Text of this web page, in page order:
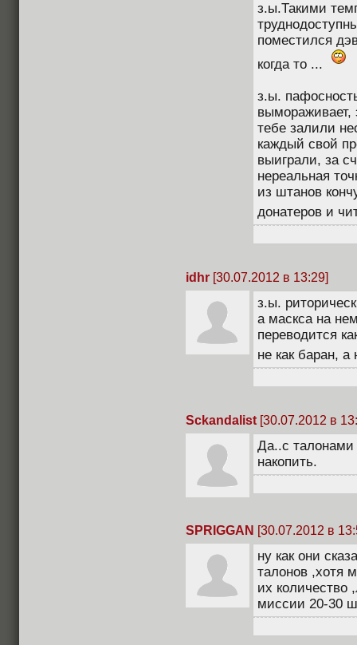
з.ы.Такими
поместился
когда то ...
з.ы.
вымораживает,
тебе залили
каждый свой
выиграли, за
нереальная
из штанов
донатеров и
idhr [30.07.2012 в 13:29]
з.ы.
а маскса на
переводится
не как баран,
Sckandalist [30.07.2012 в
Да..с
накопить.
SPRIGGAN [30.07.2012 в
ну как они
талонов ,хотя
их количество
миссии 20-30